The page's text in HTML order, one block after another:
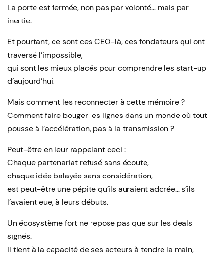
La porte est fermée, non pas par volonté… mais par
inertie.
Et pourtant, ce sont ces CEO-là, ces fondateurs qui ont
traversé l’impossible,
qui sont les mieux placés pour comprendre les start-up
d’aujourd’hui.
Mais comment les reconnecter à cette mémoire ?
Comment faire bouger les lignes dans un monde où tout
pousse à l’accélération, pas à la transmission ?
Peut-être en leur rappelant ceci :
Chaque partenariat refusé sans écoute,
chaque idée balayée sans considération,
est peut-être une pépite qu’ils auraient adorée… s’ils
l’avaient eue, à leurs débuts.
Un écosystème fort ne repose pas que sur les deals
signés.
Il tient à la capacité de ses acteurs à tendre la main,